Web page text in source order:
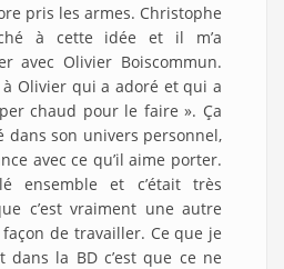
pris les armes. Christophe
à cette idée et il m’a
avec Olivier Boiscommun.
Olivier qui a adoré et qui a
chaud pour le faire ». Ça
dans son univers personnel,
avec ce qu’il aime porter.
ensemble et c’était très
c’est vraiment une autre
de travailler. Ce que je
dans la BD c’est que ce ne